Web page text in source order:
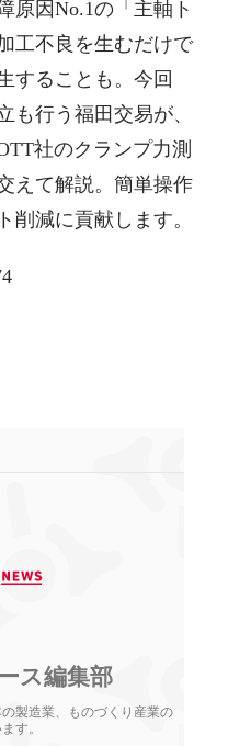
原因No.1の「主軸ト
工不良を生むだけで
することも。今回
も行う福田交易が、
社のクランプ力測
えて解説。簡単操作
削減に貢献します。
ス編集部
製造業、ものづくり産業の
す。